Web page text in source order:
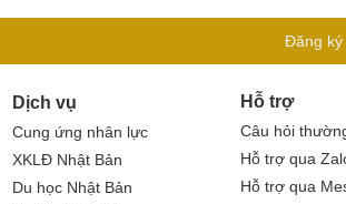
Đăng ký
Dịch vụ
Cung ứng nhân lực
XKLĐ Nhật Bản
Du học Nhật Bản
Hỗ trợ
Câu hỏi
Hỗ trợ qua
Hỗ trợ qua